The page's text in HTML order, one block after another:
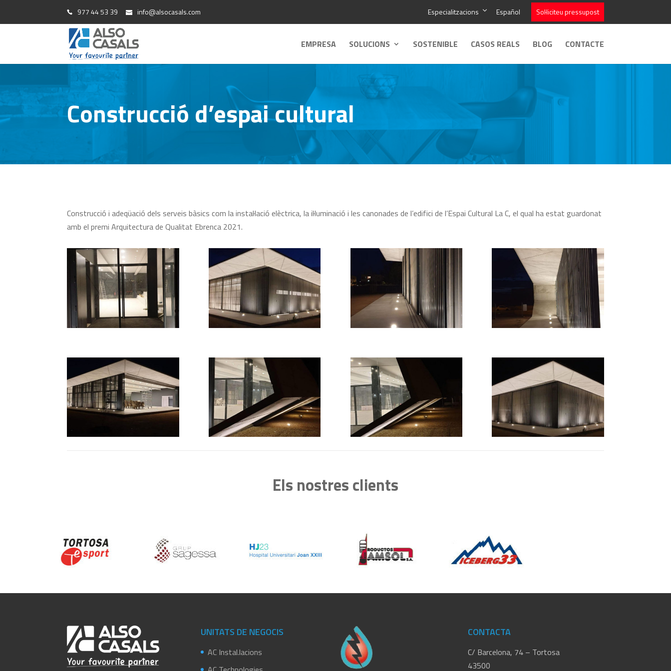
977 44 53 39 info@alsocasals.com Especialitzacions Sol·liciteu pressupost
Español
EMPRESA SOLUCIONS SOSTENIBLE CASOS REALS BLOG CONTACTE
Construcció d’espai cultural
Construcció i adeqüació dels serveis bàsics com la instal·lació elèctrica, la il·luminació i les canonades de l’edifici de l’Espai Cultural La C, el qual ha estat guardonat
amb el premi Arquitectura de Qualitat Ebrenca 2021.
Els nostres clients
UNITATS DE NEGOCIS
AC Instal.lacions
CONTACTA
C/ Barcelona, 74 – Tortosa
43500